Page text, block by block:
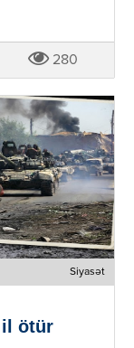
280
Siyasət
il ötür